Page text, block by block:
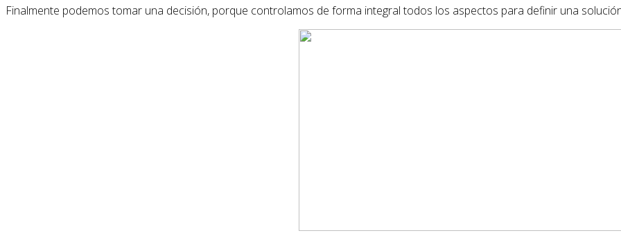
Finalmente podemos tomar una decisión, porque controlamos de forma integral todos los aspectos para definir una